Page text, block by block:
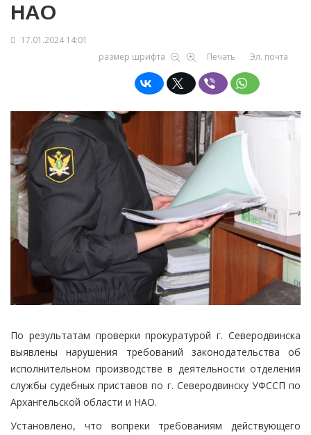
НАО
17.01.2024 14:01
размер шрифта
Печать Эл. почта
По результатам проверки прокуратурой г. Северодвинска
выявлены нарушения требований законодательства об
исполнительном производстве в деятельности отделения
службы судебных приставов по г. Северодвинску УФССП по
Архангельской области и НАО.
Установлено, что вопреки требованиям действующего